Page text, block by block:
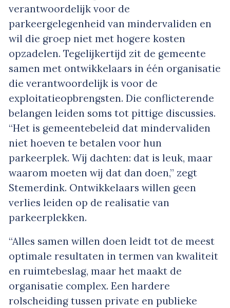
verantwoordelijk voor de
parkeergelegenheid van mindervaliden en
wil die groep niet met hogere kosten
opzadelen. Tegelijkertijd zit de gemeente
samen met ontwikkelaars in één organisatie
die verantwoordelijk is voor de
exploitatieopbrengsten. Die conflicterende
belangen leiden soms tot pittige discussies.
“Het is gemeentebeleid dat mindervaliden
niet hoeven te betalen voor hun
parkeerplek. Wij dachten: dat is leuk, maar
waarom moeten wij dat dan doen,” zegt
Stemerdink. Ontwikkelaars willen geen
verlies leiden op de realisatie van
parkeerplekken.
“Alles samen willen doen leidt tot de meest
optimale resultaten in termen van kwaliteit
en ruimtebeslag, maar het maakt de
organisatie complex. Een hardere
rolscheiding tussen private en publieke